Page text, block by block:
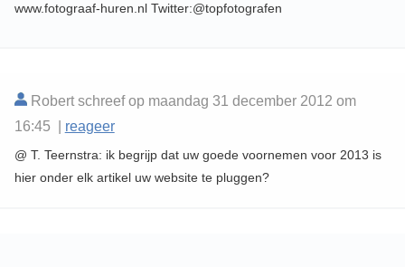
www.fotograaf-huren.nl Twitter:@topfotografen
Robert schreef op maandag 31 december 2012 om
16:45 | reageer
@ T. Teernstra: ik begrijp dat uw goede voornemen voor 2013 is
hier onder elk artikel uw website te pluggen?